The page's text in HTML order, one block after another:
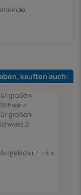
kauften auch:
- 4 x